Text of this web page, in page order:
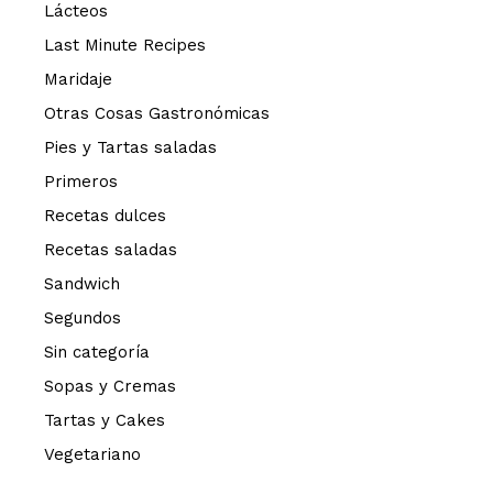
Lácteos
Last Minute Recipes
Maridaje
Otras Cosas Gastronómicas
Pies y Tartas saladas
Primeros
Recetas dulces
Recetas saladas
Sandwich
Segundos
Sin categoría
Sopas y Cremas
Tartas y Cakes
Vegetariano